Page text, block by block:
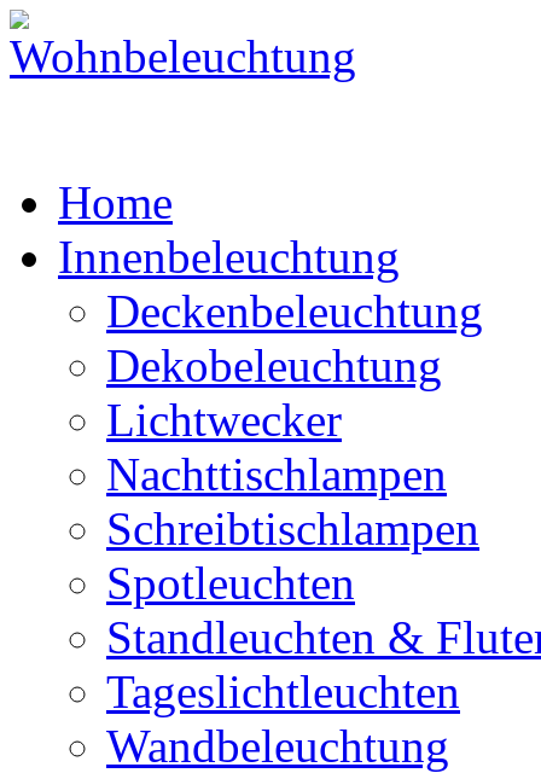
Home
Innenbeleuchtung
Deckenbeleuchtung
Dekobeleuchtung
Lichtwecker
Nachttischlampen
Schreibtischlampen
Spotleuchten
Standleuchten &
Tageslichtleuchten
Wandbeleuchtung